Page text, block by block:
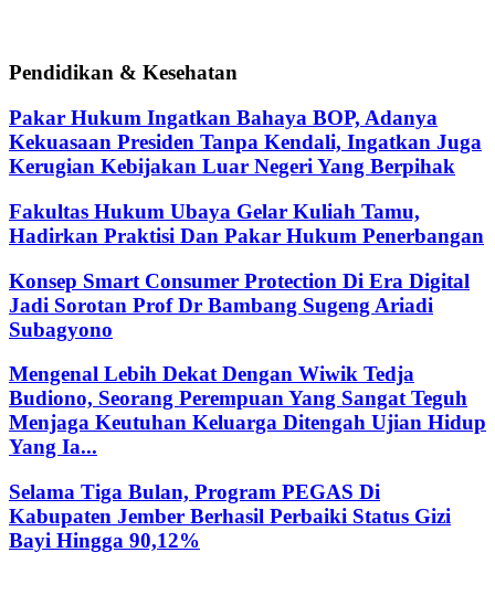
Pendidikan & Kesehatan
Pakar Hukum Ingatkan Bahaya BOP, Adanya
Kekuasaan Presiden Tanpa Kendali, Ingatkan Juga
Kerugian Kebijakan Luar Negeri Yang Berpihak
Fakultas Hukum Ubaya Gelar Kuliah Tamu,
Hadirkan Praktisi Dan Pakar Hukum Penerbangan
Konsep Smart Consumer Protection Di Era Digital
Jadi Sorotan Prof Dr Bambang Sugeng Ariadi
Subagyono
Mengenal Lebih Dekat Dengan Wiwik Tedja
Budiono, Seorang Perempuan Yang Sangat Teguh
Menjaga Keutuhan Keluarga Ditengah Ujian Hidup
Yang Ia...
Selama Tiga Bulan, Program PEGAS Di
Kabupaten Jember Berhasil Perbaiki Status Gizi
Bayi Hingga 90,12%